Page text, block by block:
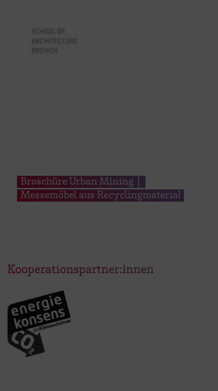
Broschüre Urban Mining │
Messemöbel aus Recyclingmaterial
Kooperationspartner:innen